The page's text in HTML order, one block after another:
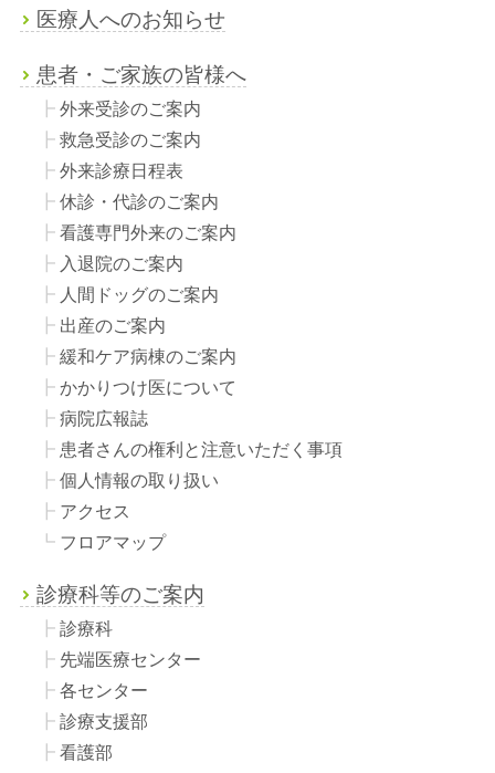
医療人へのお知らせ
患者・ご家族の皆様へ
外来受診のご案内
救急受診のご案内
外来診療日程表
休診・代診のご案内
看護専門外来のご案内
入退院のご案内
人間ドッグのご案内
出産のご案内
緩和ケア病棟のご案内
かかりつけ医について
病院広報誌
患者さんの権利と注意いただく事項
個人情報の取り扱い
アクセス
フロアマップ
診療科等のご案内
診療科
先端医療センター
各センター
診療支援部
看護部